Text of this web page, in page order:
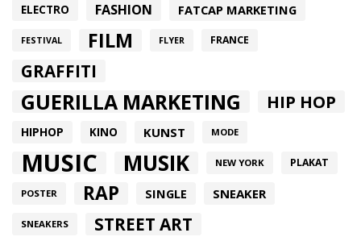
ELECTRO FASHION FATCAP MARKETING
FESTIVAL FILM FLYER FRANCE
GRAFFITI
GUERILLA MARKETING HIP HOP
HIPHOP KINO KUNST MODE
MUSIC MUSIK NEW YORK PLAKAT
POSTER RAP SINGLE SNEAKER
SNEAKERS STREET ART